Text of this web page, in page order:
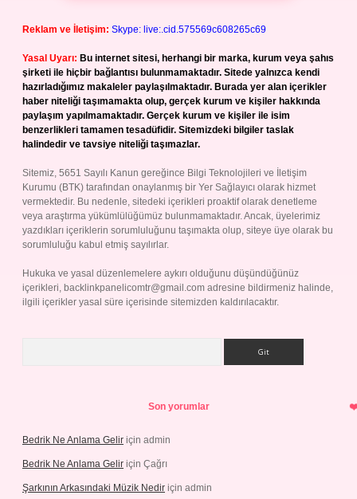
Reklam ve İletişim: Skype: live:.cid.575569c608265c69
Yasal Uyarı: Bu internet sitesi, herhangi bir marka, kurum veya şahıs
şirketi ile hiçbir bağlantısı bulunmamaktadır. Sitede yalnızca kendi
hazırladığımız makaleler paylaşılmaktadır. Burada yer alan içerikler
haber niteliği taşımamakta olup, gerçek kurum ve kişiler hakkında
paylaşım yapılmamaktadır. Gerçek kurum ve kişiler ile isim
benzerlikleri tamamen tesadüfidir. Sitemizdeki bilgiler taslak
halindedir ve tavsiye niteliği taşımazlar.
Sitemiz, 5651 Sayılı Kanun gereğince Bilgi Teknolojileri ve İletişim
Kurumu (BTK) tarafından onaylanmış bir Yer Sağlayıcı olarak hizmet
vermektedir. Bu nedenle, sitedeki içerikleri proaktif olarak denetleme
veya araştırma yükümlülüğümüz bulunmamaktadır. Ancak, üyelerimiz
yazdıkları içeriklerin sorumluluğunu taşımakta olup, siteye üye olarak bu
sorumluluğu kabul etmiş sayılırlar.
Hukuka ve yasal düzenlemelere aykırı olduğunu düşündüğünüz
içerikleri, backlinkpanelicomtr@gmail.com adresine bildirmeniz halinde,
ilgili içerikler yasal süre içerisinde sitemizden kaldırılacaktır.
Son yorumlar
Bedrik Ne Anlama Gelir için admin
Bedrik Ne Anlama Gelir için Çağrı
Şarkının Arkasındaki Müzik Nedir için admin